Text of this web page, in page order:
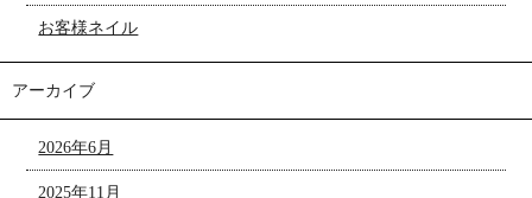
お客様ネイル
アーカイブ
2026年6月
2025年11月